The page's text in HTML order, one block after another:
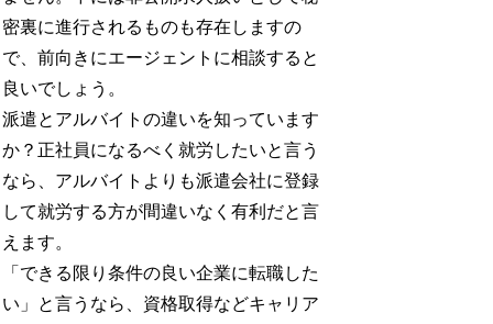
密裏に進行されるものも存在しますの
で、前向きにエージェントに相談すると
良いでしょう。
派遣とアルバイトの違いを知っています
か？正社員になるべく就労したいと言う
なら、アルバイトよりも派遣会社に登録
して就労する方が間違いなく有利だと言
えます。
「できる限り条件の良い企業に転職した
い」と言うなら、資格取得などキャリア